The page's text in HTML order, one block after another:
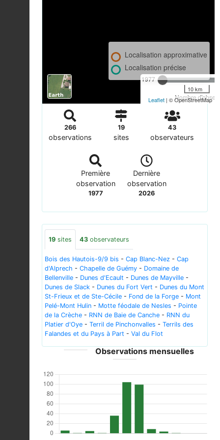
1977
Nombre
Localisation approximative
Localisation précise
10 km
Leaflet | © OpenStreetMap
266
observations
19
sites
43
observateurs
Première
observation
1977
Dernière
observation
2026
19 sites 43 observateurs
Bois des Hautois-9/9 bis - Cap Blanc-Nez - Cap
d'Alprech - Chapelle de Guémy - Domaine de
Bellenville - Dunes d'Ecault - Dunes de Mayville -
Dunes de Slack - Dunes du Fort Vert - Dunes du Mont
St-Frieux et de Ste-Cécile - Fond de la Forge - Mont
Pelé-Mont Hulin - Motte féodale de Nesles - Pointe
de la Crèche - RNN de Baie de Canche - RNN du
Platier d'Oye - Terril de Pinchonvalles - Terrils des
Falandes et du Pays à Part - Val du Flot
Observations mensuelles